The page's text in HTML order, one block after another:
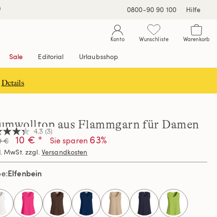
0800-90 90 100 Hilfe
Konto Wunschliste Warenkorb
Sale Editorial Urlaubsshop
Details
aus Flammgarn für Damen
4.3 (3)
€ 10 € * Sie sparen 63%
MwSt. zzgl. Versandkosten
Elfenbein
selected